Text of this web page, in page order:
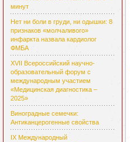
минут
Нет ни боли в груди, ни одышки: 8
признаков «молчаливого»
инфаркта назвала кардиолог
ФМБА
XVII Всероссийский научно-
образовательный форум с
международным участием
«Медицинская диагностика –
2025»
Виноградные семечки:
Антиканцерогенные свойства
IX Международный